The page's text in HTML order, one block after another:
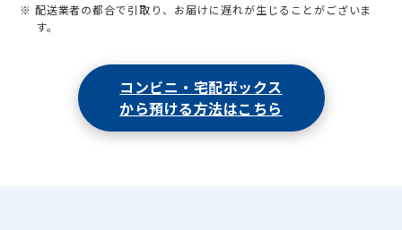
※ 配送業者の都合で引取り、お届けに遅れが生じることがございま
す。
コンビニ・宅配ボックス
から預ける方法はこちら